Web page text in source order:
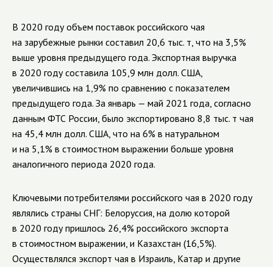
В 2020 году объем поставок российского чая
на зарубежные рынки составил 20,6 тыс. т, что на 3,5%
выше уровня предыдущего года. Экспортная выручка
в 2020 году составила 105,9 млн долл. США,
увеличившись на 1,9% по сравнению с показателем
предыдущего года. За январь — май 2021 года, согласно
данным ФТС России, было экспортировано 8,8 тыс. т чая
на 45,4 млн долл. США, что на 6% в натуральном
и на 5,1% в стоимостном выражении больше уровня
аналогичного периода 2020 года.
Ключевыми потребителями российского чая в 2020 году
являлись страны СНГ: Белоруссия, на долю которой
в 2020 году пришлось 26,4% российского экспорта
в стоимостном выражении, и Казахстан (16,5%).
Осуществлялся экспорт чая в Израиль, Катар и другие